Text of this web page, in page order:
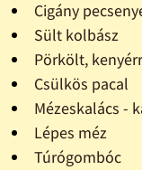
Cigány
Sült kolbász
Pörkölt,
Csülkös pacal
Mézeskalács -
Lépes méz
Túrógombóc